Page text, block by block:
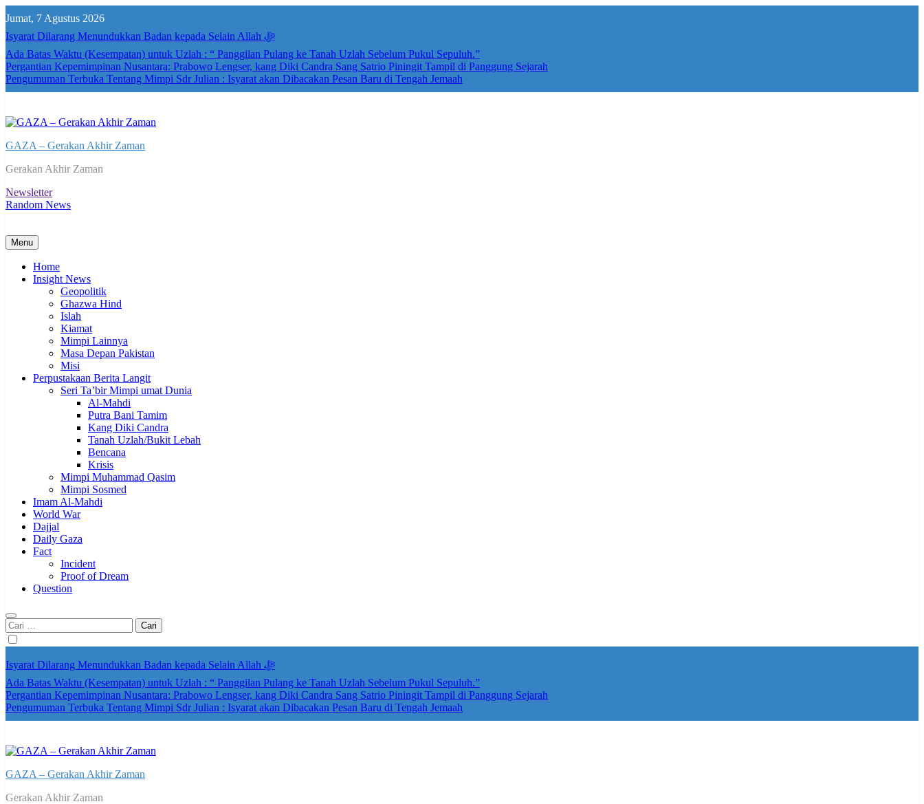
to
content
Jumat, 7 Agustus 2026
Isyarat Dilarang Menundukkan Badan kepada Selain Allah ﷻ
Ada Batas Waktu (Kesempatan) untuk Uzlah : “ Panggilan Pulang ke Tanah Uzlah Sebelum Pukul Sepuluh.”
Pergantian Kepemimpinan Nusantara: Prabowo Lengser, kang Diki Candra Sang Satrio Piningit Tampil di Panggung Sejarah
Pengumuman Terbuka Tentang Mimpi Sdr Julian : Isyarat akan Dibacakan Pesan Baru di Tengah Jemaah
GAZA – Gerakan Akhir Zaman
Gerakan Akhir Zaman
Newsletter
Random News
Menu
Home
Insight News
Geopolitik
Ghazwa Hind
Islah
Kiamat
Mimpi Lainnya
Masa Depan Pakistan
Misi
Perpustakaan Berita Langit
Seri Ta’bir Mimpi umat Dunia
Al-Mahdi
Putra Bani Tamim
Kang Diki Candra
Tanah Uzlah/Bukit Lebah
Bencana
Krisis
Mimpi Muhammad Qasim
Mimpi Sosmed
Imam Al-Mahdi
World War
Dajjal
Daily Gaza
Fact
Incident
Proof of Dream
Question
Cari
untuk:
Isyarat Dilarang Menundukkan Badan kepada Selain Allah ﷻ
Ada Batas Waktu (Kesempatan) untuk Uzlah : “ Panggilan Pulang ke Tanah Uzlah Sebelum Pukul Sepuluh.”
Pergantian Kepemimpinan Nusantara: Prabowo Lengser, kang Diki Candra Sang Satrio Piningit Tampil di Panggung Sejarah
Pengumuman Terbuka Tentang Mimpi Sdr Julian : Isyarat akan Dibacakan Pesan Baru di Tengah Jemaah
GAZA – Gerakan Akhir Zaman
Gerakan Akhir Zaman